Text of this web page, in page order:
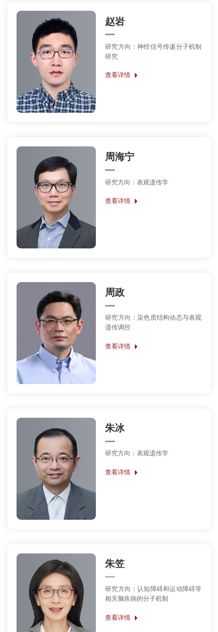
赵岩
研究方向：神经信号传递分子机制
研究
查看详情
周海宁
研究方向：表观遗传学
查看详情
周政
研究方向：染色质结构动态与表观
遗传调控
查看详情
朱冰
研究方向：表观遗传学
查看详情
朱笠
研究方向：认知障碍和运动障碍等
相关脑疾病的分子机制
查看详情